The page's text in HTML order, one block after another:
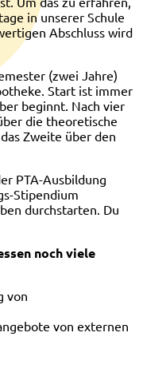
in unserer Schule
Abschluss wird
(zwei Jahre)
Start ist immer
beginnt. Nach vier
die theoretische
Zweite über den
PTA-Ausbildung
Stipendium
durchstarten. Du
noch viele
von
von externen